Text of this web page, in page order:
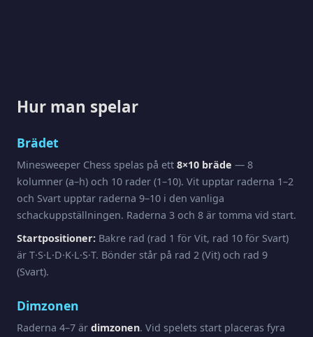
Hur man spelar
Brädet
Minesweeper Chess spelas på ett 8×10 bräde — 8
kolumner (a–h) och 10 rader (1–10). Vit upptar raderna 1–2
och Svart upptar raderna 9–10 i den vanliga
schackuppställningen. Raderna 3 och 8 är tomma vid start.
Startpositioner: Bakre rad (rad 1 för Vit, rad 10 för Svart)
är T·S·L·D·K·L·S·T. Bönder står på rad 2 (Vit) och rad 9
(Svart).
Dimzonen
Raderna 4–7 är dimzonen. Vid spelets start placeras fyra